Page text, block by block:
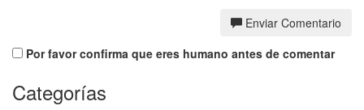
Enviar Comentario
Por favor confirma que eres humano antes de comentar
Categorías